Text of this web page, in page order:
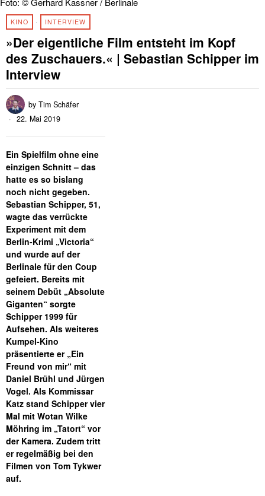
KINO · INTERVIEW
»Der eigentliche Film entsteht im Kopf
des Zuschauers.« | Sebastian Schipper im
Interview
by Tim Schäfer
22. Mai 2019
Ein Spielfilm ohne eine
einzigen Schnitt – das
hatte es so bislang
noch nicht gegeben.
Sebastian Schipper, 51,
wagte das verrückte
Experiment mit dem
Berlin-Krimi „Victoria“
und wurde auf der
Berlinale für den Coup
gefeiert. Bereits mit
seinem Debüt „Absolute
Giganten“ sorgte
Schipper 1999 für
Aufsehen. Als weiteres
Kumpel-Kino
präsentierte er „Ein
Freund von mir“ mit
Daniel Brühl und Jürgen
Vogel. Als Kommissar
Katz stand Schipper vier
Mal mit Wotan Wilke
Möhring im „Tatort“ vor
der Kamera. Zudem tritt
er regelmäßig bei den
Filmen von Tom Tykwer
auf.